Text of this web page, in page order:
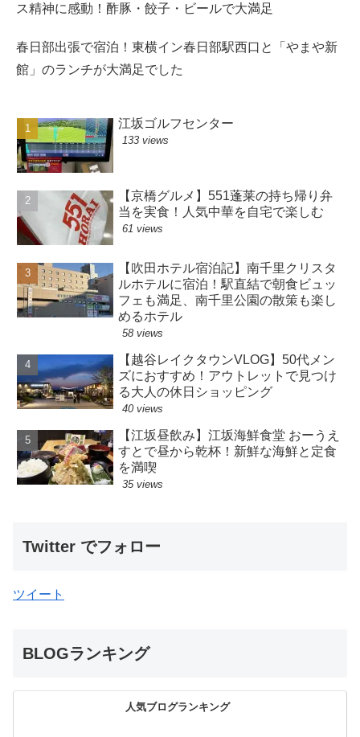
ス精神に感動！酢豚・餃子・ビールで大満足
春日部出張で宿泊！東横イン春日部駅西口と「やまや新
館」のランチが大満足でした
江坂ゴルフセンター
133 views
【京橋グルメ】551蓬莱の持ち帰り弁
当を実食！人気中華を自宅で楽しむ
61 views
【吹田ホテル宿泊記】南千里クリスタ
ルホテルに宿泊！駅直結で朝食ビュッ
フェも満足、南千里公園の散策も楽し
めるホテル
58 views
【越谷レイクタウンVLOG】50代メン
ズにおすすめ！アウトレットで見つけ
る大人の休日ショッピング
40 views
【江坂昼飲み】江坂海鮮食堂 おーうえ
すとで昼から乾杯！新鮮な海鮮と定食
を満喫
35 views
Twitter でフォロー
ツイート
BLOGランキング
人気ブログランキング